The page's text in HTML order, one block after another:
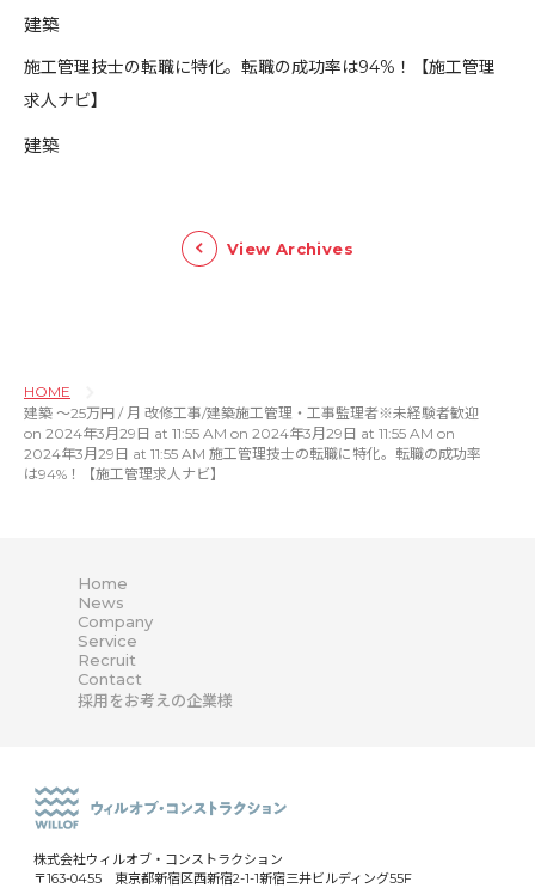
建築
​施工管理技士の転職に特化。転職の成功率は94%！【施工管理
求人ナビ】
建築
View Archives
HOME
建築 〜25万円 / 月 改修工事/建築施工管理・工事監理者※未経験者歓迎
on 2024年3月29日 at 11:55 AM on 2024年3月29日 at 11:55 AM on
2024年3月29日 at 11:55 AM 施工管理技士の転職に特化。転職の成功率
は94%！【施工管理求人ナビ】
Home
News
Company
Service
Recruit
Contact
採用をお考えの企業様
株式会社ウィルオブ・コンストラクション
〒163-0455 東京都新宿区西新宿2-1-1新宿三井ビルディング55F